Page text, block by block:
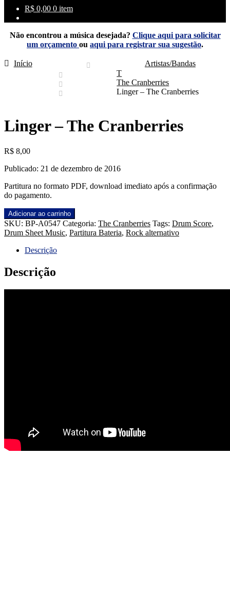
R$ 0,00 0 item
Não encontrou a música desejada? Clique aqui para solicitar
um orçamento ou aqui para registrar sua sugestão.
Início
Artistas/Bandas
T
The Cranberries
Linger – The Cranberries
Linger – The Cranberries
R$ 8,00
Publicado: 21 de dezembro de 2016
Partitura no formato PDF, download imediato após a confirmação
do pagamento.
Linger
-
The
quantidade
Adicionar ao carrinho
SKU: BP-A0547 Categoria: The Cranberries Tags: Drum Score,
Drum Sheet Music, Partitura Bateria, Rock alternativo
Descrição
Descrição